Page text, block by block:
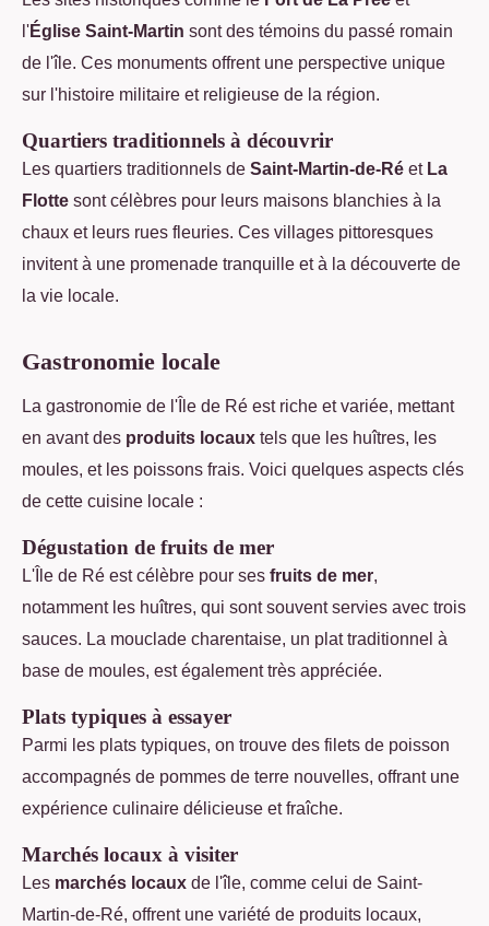
l'Église Saint-Martin sont des témoins du passé romain
de l'île. Ces monuments offrent une perspective unique
sur l'histoire militaire et religieuse de la région.
Quartiers traditionnels à découvrir
Les quartiers traditionnels de Saint-Martin-de-Ré et La
Flotte sont célèbres pour leurs maisons blanchies à la
chaux et leurs rues fleuries. Ces villages pittoresques
invitent à une promenade tranquille et à la découverte de
la vie locale.
Gastronomie locale
La gastronomie de l'Île de Ré est riche et variée, mettant
en avant des produits locaux tels que les huîtres, les
moules, et les poissons frais. Voici quelques aspects clés
de cette cuisine locale :
Dégustation de fruits de mer
L'Île de Ré est célèbre pour ses fruits de mer,
notamment les huîtres, qui sont souvent servies avec trois
sauces. La mouclade charentaise, un plat traditionnel à
base de moules, est également très appréciée.
Plats typiques à essayer
Parmi les plats typiques, on trouve des filets de poisson
accompagnés de pommes de terre nouvelles, offrant une
expérience culinaire délicieuse et fraîche.
Marchés locaux à visiter
Les marchés locaux de l'île, comme celui de Saint-
Martin-de-Ré, offrent une variété de produits locaux,